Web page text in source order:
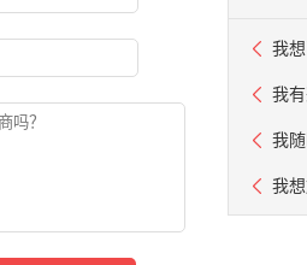
我
我
我
我